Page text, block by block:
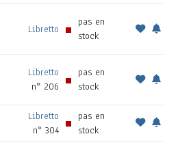
Libretto
pas en
stock
Libretto
n° 206
pas en
stock
Libretto
n° 304
pas en
stock